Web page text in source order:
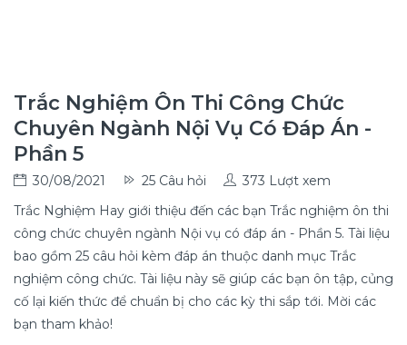
Trắc Nghiệm Ôn Thi Công Chức
Chuyên Ngành Nội Vụ Có Đáp Án -
Phần 5
30/08/2021 25 Câu hỏi
373 Lượt xem
Trắc Nghiệm Hay giới thiệu đến các bạn Trắc nghiệm ôn thi
công chức chuyên ngành Nội vụ có đáp án - Phần 5. Tài liệu
bao gồm 25 câu hỏi kèm đáp án thuộc danh mục Trắc
nghiệm công chức. Tài liệu này sẽ giúp các bạn ôn tập, củng
cố lại kiến thức để chuẩn bị cho các kỳ thi sắp tới. Mời các
bạn tham khảo!